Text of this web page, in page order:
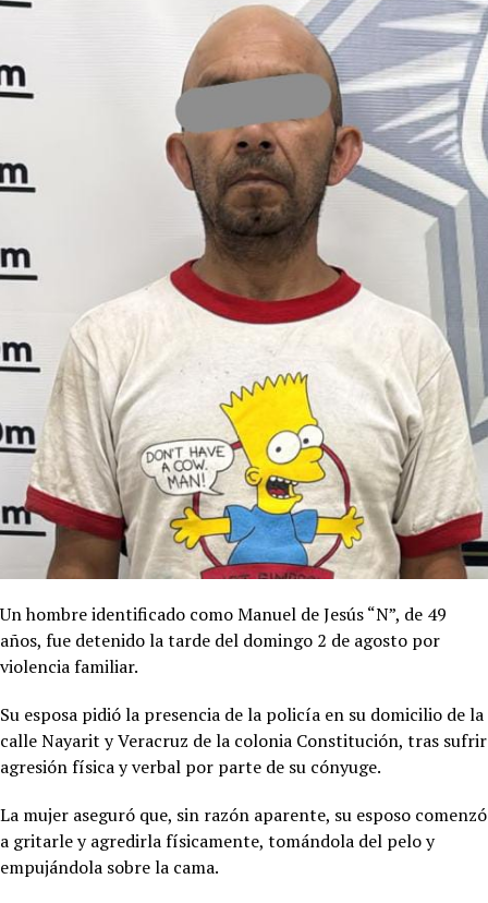
Un hombre identificado como Manuel de Jesús “N”, de 49
años, fue detenido la tarde del domingo 2 de agosto por
violencia familiar.
Su esposa pidió la presencia de la policía en su domicilio de la
calle Nayarit y Veracruz de la colonia Constitución, tras sufrir
agresión física y verbal por parte de su cónyuge.
La mujer aseguró que, sin razón aparente, su esposo comenzó
a gritarle y agredirla físicamente, tomándola del pelo y
empujándola sobre la cama.